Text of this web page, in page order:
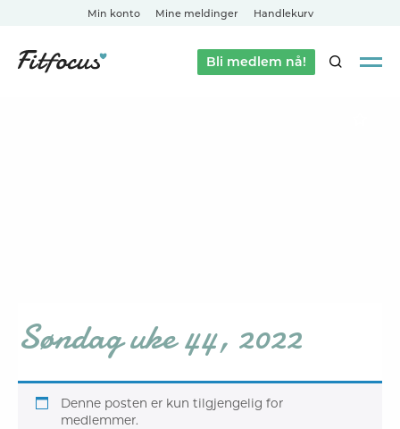
Min konto Mine meldinger Handlekurv
Bli medlem nå!SØK
Søndag uke 44, 2022
Denne posten er kun tilgjengelig for
medlemmer.